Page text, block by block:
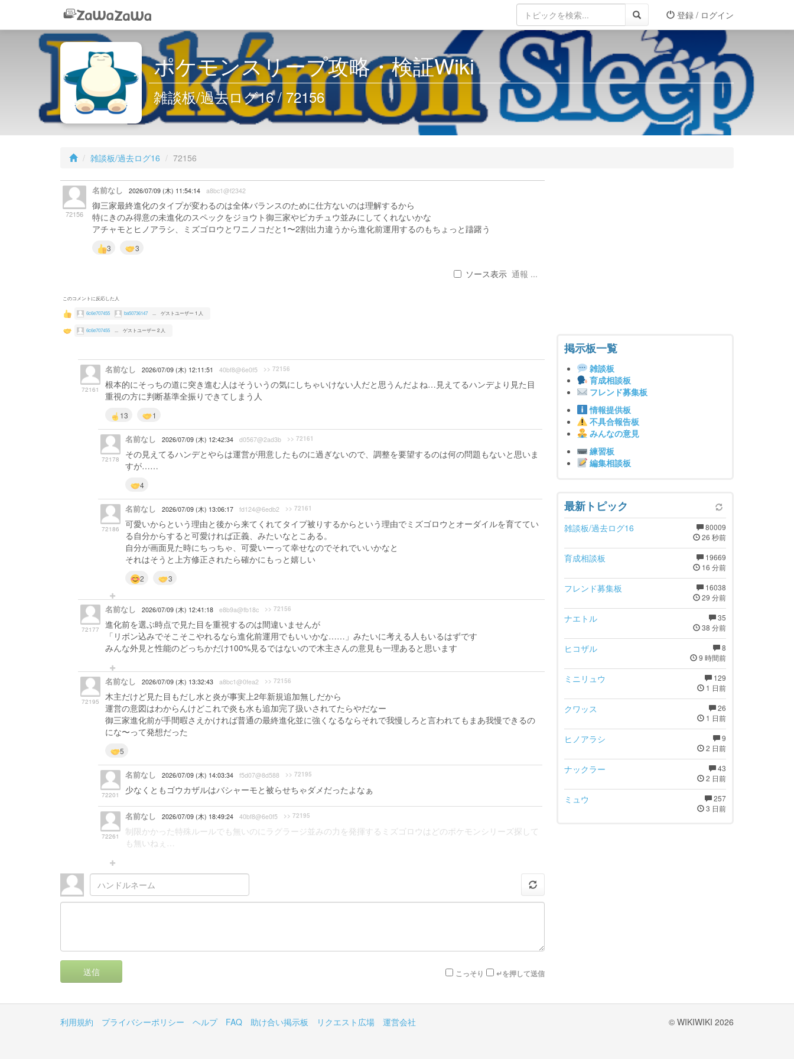
登録 / ログイン
ポケモンスリープ攻略・検証Wiki
雑談板/過去ログ16 / 72156
雑談板/過去ログ16 72156
72156
名前なし 2026/07/09 (木) 11:54:14 a8bc1@f2342
御三家最終進化のタイプが変わるのは全体バランスのために仕方ないのは理解するから
特にきのみ得意の未進化のスペックをジョウト御三家やピカチュウ並みにしてくれないかな
アチャモとヒノアラシ、ミズゴロウとワニノコだと1〜2割出力違うから進化前運用するのもちょっと躊躇う
3 3
ソース表示 通報 ...
このコメントに反応した人
6c6e707455 ba50736147 ゲストユーザー 1 人
6c6e707455 ゲストユーザー 2 人
72161
名前なし 2026/07/09 (木) 12:11:51 40bf8@6e0f5 >> 72156
根本的にそっちの道に突き進む人はそういうの気にしちゃいけない人だと思うんだよね…見えてるハンデより見た目
重視の方に判断基準全振りできてしまう人
13 1
72178
名前なし 2026/07/09 (木) 12:42:34 d0567@2ad3b >> 72161
その見えてるハンデとやらは運営が用意したものに過ぎないので、調整を要望するのは何の問題もないと思いま
すが……
4
72186
名前なし 2026/07/09 (木) 13:06:17 fd124@6edb2 >> 72161
可愛いからという理由と後から来てくれてタイプ被りするからという理由でミズゴロウとオーダイルを育ててい
る自分からすると可愛ければ正義、みたいなとこある。
自分が画面見た時にちっちゃ、可愛いーって幸せなのでそれでいいかなと
それはそうと上方修正されたら確かにもっと嬉しい
2 3
72177
名前なし 2026/07/09 (木) 12:41:18 e8b9a@fb18c >> 72156
進化前を選ぶ時点で見た目を重視するのは間違いませんが
「リボン込みでそこそこやれるなら進化前運用でもいいかな……」みたいに考える人もいるはずです
みんな外見と性能のどっちかだけ100%見るではないので木主さんの意見も一理あると思います
72195
名前なし 2026/07/09 (木) 13:32:43 a8bc1@0fea2 >> 72156
木主だけど見た目もだし水と炎が事実上2年新規追加無しだから
運営の意図はわからんけどこれで炎も水も追加完了扱いされてたらやだなー
御三家進化前が手間暇さえかければ普通の最終進化並に強くなるならそれで我慢しろと言われてもまあ我慢できるの
にな〜って発想だった
5
72201
名前なし 2026/07/09 (木) 14:03:34 f5d07@8d588 >> 72195
少なくともゴウカザルはバシャーモと被らせちゃダメだったよなぁ
72261
名前なし 2026/07/09 (木) 18:49:24 40bf8@6e0f5 >> 72195
制限かかった特殊ルールでも無いのにラグラージ並みの力を発揮するミズゴロウはどのポケモンシリーズ探して
も無いねぇ…
送信 こっそり ↵を押して送信
掲示板一覧
雑談板
育成相談板
フレンド募集板
情報提供板
不具合報告板
みんなの意見
練習板
編集相談板
最新トピック
80009
26 秒前
雑談板/過去ログ16
19669
16 分前
育成相談板
16038
29 分前
フレンド募集板
35
38 分前
ナエトル
8
9 時間前
ヒコザル
129
1 日前
ミニリュウ
26
1 日前
クワッス
9
2 日前
ヒノアラシ
43
2 日前
ナックラー
257
3 日前
ミュウ
利用規約 プライバシーポリシー ヘルプ FAQ 助け合い掲示板 リクエスト広場 運営会社 © WIKIWIKI 2026